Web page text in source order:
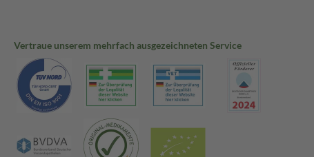
Vertraue unserem mehrfach ausgezeichneten Service